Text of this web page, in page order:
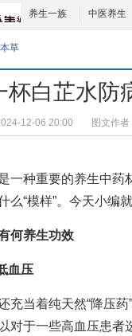
养生一族 中医养生
草
杯白芷水防
12-06 20:00 图文作者
种重要的养生中药材
么“模样”。今天小编
养生功效
压
当着纯天然“降压药”
对于一些高血压患者